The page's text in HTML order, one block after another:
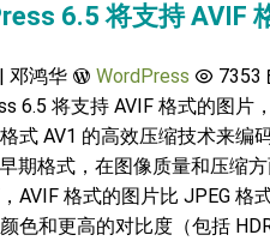
6.5 将支持 AVIF
邓鸿华 WordPress 7353
6.5 将支持 AVIF 格式的图片
式 AV1 的高效压缩技术来编
期格式，在图像质量和压缩
AVIF 格式的图片比 JPEG 格
色和更高的对比度（包括